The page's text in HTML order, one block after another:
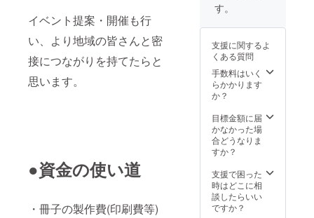
イベント提案・開催も行
い、より地域の皆さんと密
接につながりを持てたらと
思います。
●資金の使い道
・冊子の製作費(印刷費等)
ていた
お打ち
合わせ
をさせ
ていた
だきま
メージ
せた広
告がで
きま
す。 ※
サイズ
の1/2と
なりま
す。 ※
掲載内
社の審
査を通
す必要
があり
悩みや
をヒア
リング
させて
いただ
き、そ
内容や
デザイ
ンをご
提案い
す。 デ
ザイン
込みで
作成い
す。
支援に関するよ
くある質問
手数料はいく
らかかります
か？
目標金額に届
かなかった場
合どうなりま
すか？
支援で困った
時はどこに相
談したらいい
ですか？